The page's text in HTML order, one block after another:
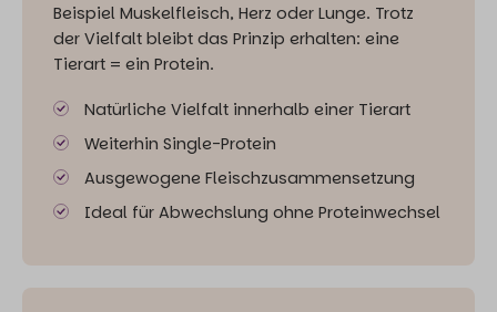
Beispiel Muskelfleisch, Herz oder Lunge. Trotz
der Vielfalt bleibt das Prinzip erhalten: eine
Tierart = ein Protein.
Natürliche Vielfalt innerhalb einer Tierart
Weiterhin Single-Protein
Ausgewogene Fleischzusammensetzung
Ideal für Abwechslung ohne Proteinwechsel